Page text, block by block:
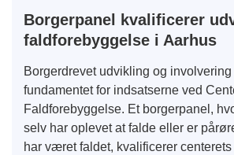
Borgerpanel kvalificerer
faldforebyggelse i Aarhus
Borgerdrevet udvikling og
fundamentet for indsatserne ved
Faldforebyggelse. Et borgerpanel,
selv har oplevet at falde eller er
har været faldet, kvalificerer